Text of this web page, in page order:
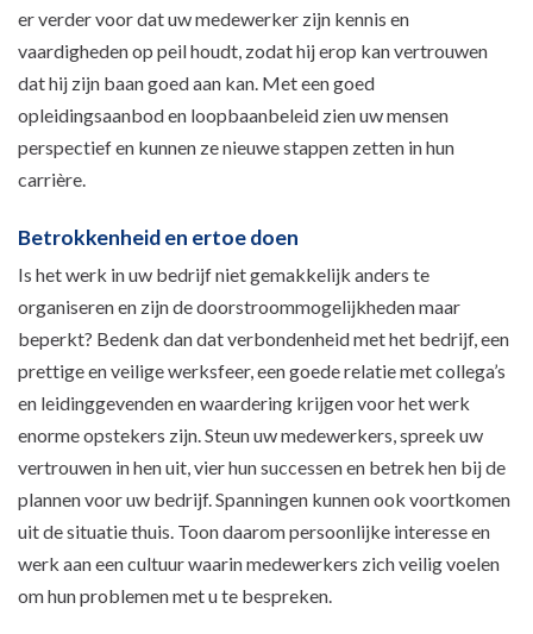
er verder voor dat uw medewerker zijn kennis en
vaardigheden op peil houdt, zodat hij erop kan vertrouwen
dat hij zijn baan goed aan kan. Met een goed
opleidingsaanbod en loopbaanbeleid zien uw mensen
perspectief en kunnen ze nieuwe stappen zetten in hun
carrière.
Betrokkenheid en ertoe doen
Is het werk in uw bedrijf niet gemakkelijk anders te
organiseren en zijn de doorstroommogelijkheden maar
beperkt? Bedenk dan dat verbondenheid met het bedrijf, een
prettige en veilige werksfeer, een goede relatie met collega’s
en leidinggevenden en waardering krijgen voor het werk
enorme opstekers zijn. Steun uw medewerkers, spreek uw
vertrouwen in hen uit, vier hun successen en betrek hen bij de
plannen voor uw bedrijf. Spanningen kunnen ook voortkomen
uit de situatie thuis. Toon daarom persoonlijke interesse en
werk aan een cultuur waarin medewerkers zich veilig voelen
om hun problemen met u te bespreken.